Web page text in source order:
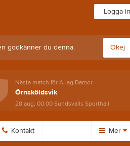
Logga in
godkänner du denna. Okej
Nästa match för A-lag Damer
Örnsköldsvik
28 aug, 00:00Sundsvalls Sporthall
Kontakt Mer